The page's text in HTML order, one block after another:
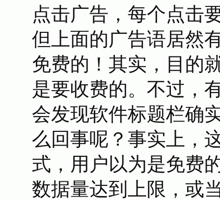
点击广告，每个点击
但上面的广告语居然
免费的！其实，目的
是要收费的。不过，
会发现软件标题栏确
么回事呢？事实上，
式，用户以为是免费
数据量达到上限，或